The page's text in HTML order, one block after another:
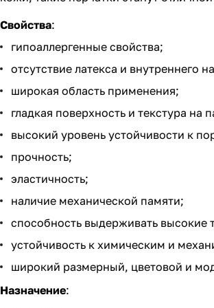
Свойства:
гипоаллергенные свойства;
отсутствие латекса и внутреннего
широкая область применения;
гладкая поверхность и текстура на
высокий уровень устойчивости к
прочность;
эластичность;
наличие механической памяти;
способность выдерживать высокие
устойчивость к химическим и
широкий размерный, цветовой и
Назначение: